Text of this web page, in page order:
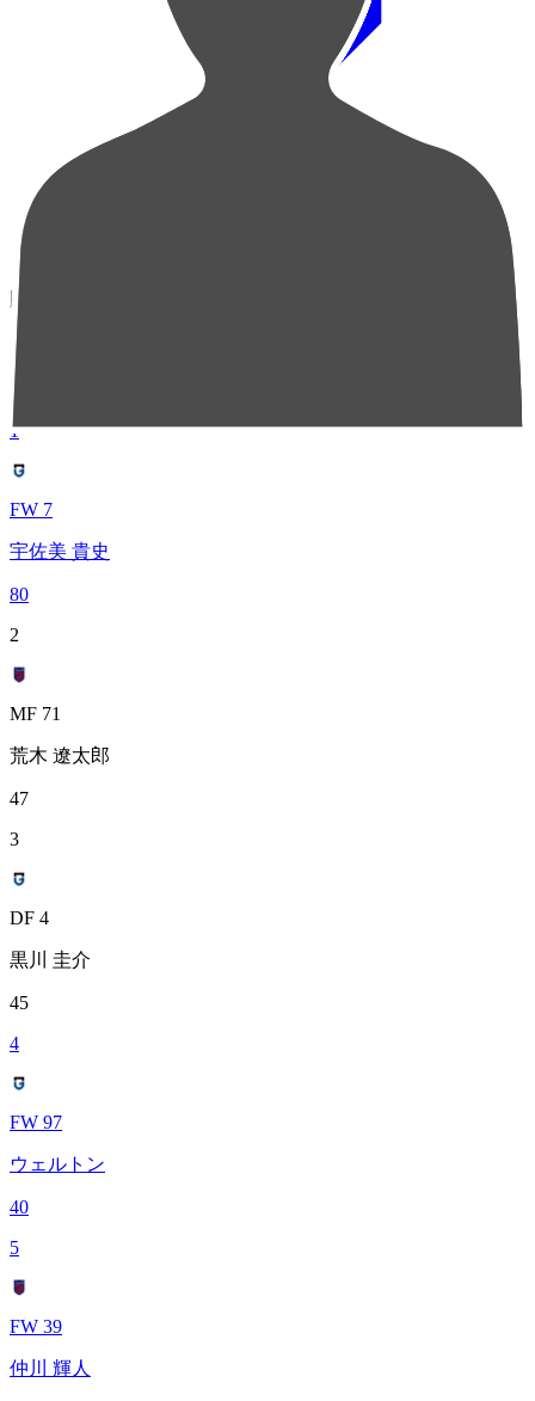
順位
選手名
成績
1
FW 7
宇佐美 貴史
80
2
MF 71
荒木 遼太郎
47
3
DF 4
黒川 圭介
45
4
FW 97
ウェルトン
40
5
FW 39
仲川 輝人